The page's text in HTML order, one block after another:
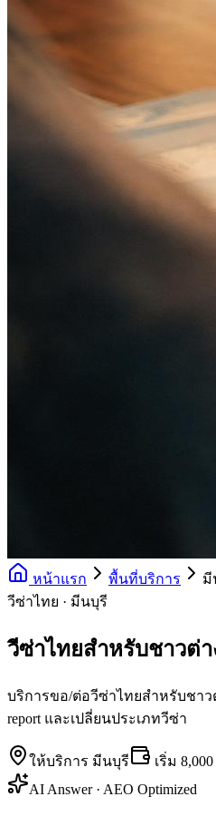
หน้าแรก พื้นที่บริการ มี
วีซ่าไทย · มีนบุรี
วีซ่าไทยสำหรับชาวต่
บริการขอ/ต่อวีซ่าไทยสำหรับชาวต่
report และเปลี่ยนประเภทวีซ่า
ให้บริการ มีนบุรี เริ่ม
AI Answer · AEO Optimized